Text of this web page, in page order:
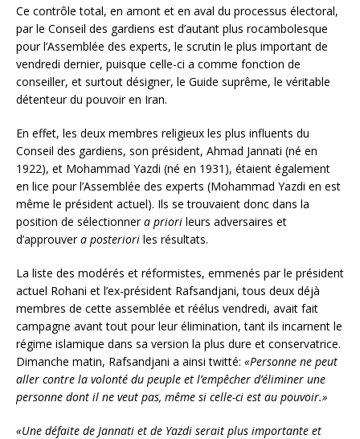
Ce contrôle total, en amont et en aval du processus électoral,
par le Conseil des gardiens est d’autant plus rocambolesque
pour l’Assemblée des experts, le scrutin le plus important de
vendredi dernier, puisque celle-ci a comme fonction de
conseiller, et surtout désigner, le Guide suprême, le véritable
détenteur du pouvoir en Iran.
En effet, les deux membres religieux les plus influents du
Conseil des gardiens, son président, Ahmad Jannati (né en
1922), et Mohammad Yazdi (né en 1931), étaient également
en lice pour l’Assemblée des experts (Mohammad Yazdi en est
même le président actuel). Ils se trouvaient donc dans la
position de sélectionnera priori leurs adversaires et
d’approuvera posteriori les résultats.
La liste des modérés et réformistes, emmenés par le président
actuel Rohani et l’ex-président Rafsandjani, tous deux déjà
membres de cette assemblée et réélus vendredi, avait fait
campagne avant tout pour leur élimination, tant ils incarnent le
régime islamique dans sa version la plus dure et conservatrice.
Dimanche matin, Rafsandjani a ainsi twitté: «Personne ne peut
aller contre la volonté du peuple et l’empêcher d’éliminer une
personne dont il ne veut pas, même si celle-ci est au pouvoir.»
«Une défaite de Jannati et de Yazdi serait plus importante et